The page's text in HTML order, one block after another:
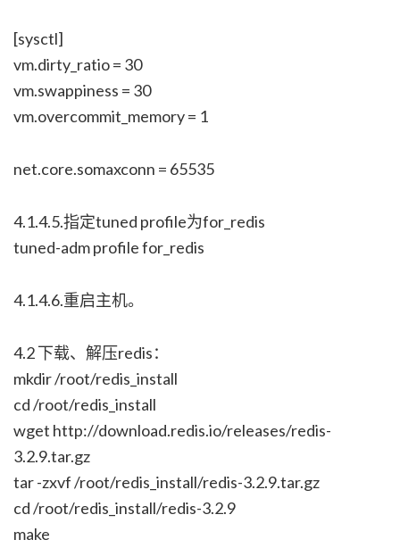
[sysctl]
vm.dirty_ratio = 30
vm.swappiness = 30
vm.overcommit_memory = 1
net.core.somaxconn = 65535
4.1.4.5.指定tuned profile为for_redis
tuned-adm profile for_redis
4.1.4.6.重启主机。
4.2 下载、解压redis：
mkdir /root/redis_install
cd /root/redis_install
wget http://download.redis.io/releases/redis-
3.2.9.tar.gz
tar -zxvf /root/redis_install/redis-3.2.9.tar.gz
cd /root/redis_install/redis-3.2.9
make